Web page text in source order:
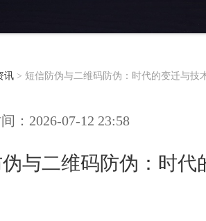
讯 > 短信防伪与二维码防伪：时代的变迁与技
：2026-07-12 23:58
与二维码防伪：时代